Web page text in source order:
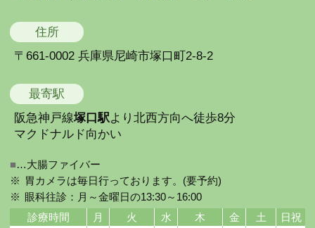
住所
〒661-0002 兵庫県尼崎市塚口町2-8-2
最寄駅
阪急神戸線塚口駅より北西方向へ徒歩8分
マクドナルド向かい
■…大腸ファイバー
胃カメラは毎日行っております。(要予約)
眼科往診：月～金曜日の13:30～16:00
診療時間
月 火 水 木 金 土
日祝